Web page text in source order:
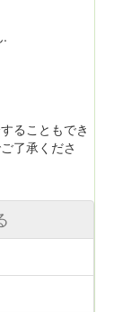
ることもでき
了承くださ